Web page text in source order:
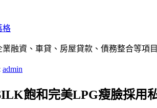
格
融資、車貸、房屋貸款、債務整合等項
admin
飽和完美LPG瘦臉採用